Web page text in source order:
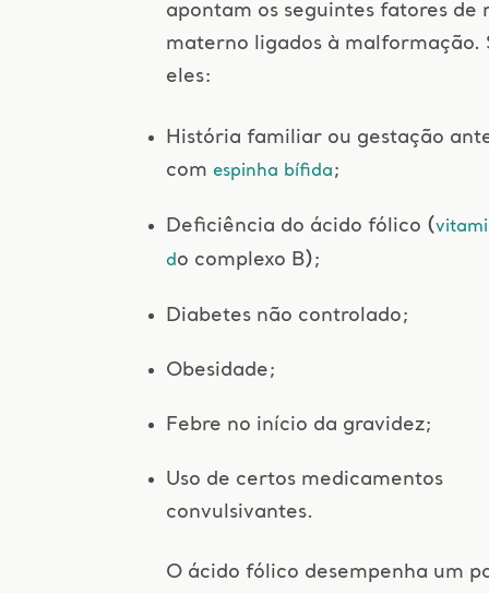
apontam os seguintes fatores de
materno ligados à malformação.
eles:
História familiar ou gestação
com espinha bífida;
Deficiência do ácido fólico (
do complexo B);
Diabetes não controlado;
Obesidade;
Febre no início da gravidez;
Uso de certos medicamentos
convulsivantes.
O ácido fólico desempenha um